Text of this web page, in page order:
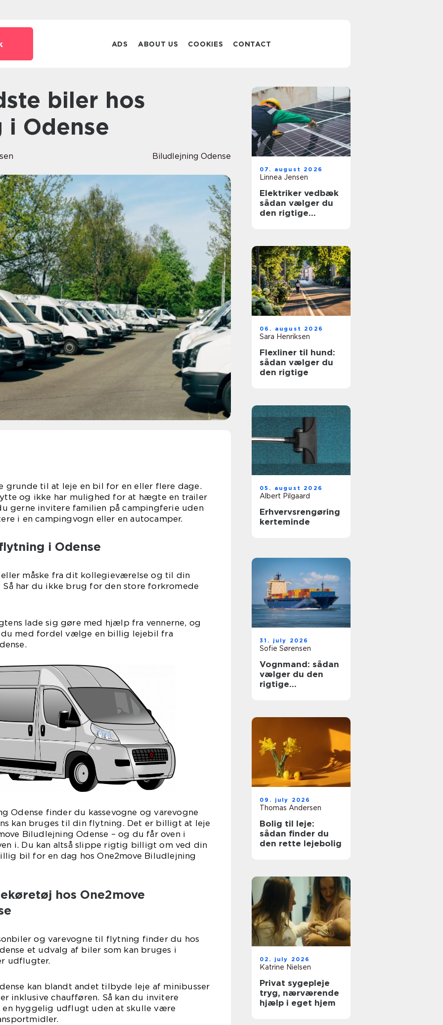
ADS ABOUT US COOKIES CONTACT
Odense
Biludlejning Odense
grunde til at leje en bil for en eller flere dage.
og ikke har mulighed for at hægte en trailer
gerne invitere familien på campingferie uden
i en campingvogn eller en autocamper.
i Odense
måske fra dit kollegieværelse og til din
har du ikke brug for den store forkromede
lade sig gøre med hjælp fra vennerne, og
du med fordel vælge en billig lejebil fra
Odense finder du kassevogne og varevogne
kan bruges til din flytning. Det er billigt at leje
Biludlejning Odense – og du får oven i
i. Du kan altså slippe rigtig billigt om ved din
bil for en dag hos One2move Biludlejning
hos One2move
og varevogne til flytning finder du hos
et udvalg af biler som kan bruges i
udflugter.
kan blandt andet tilbyde leje af minibusser
inklusive chaufføren. Så kan du invitere
en hyggelig udflugt uden at skulle være
07. august 2026
Linnea Jensen
Elektriker vedbæk
sådan vælger du
den rigtige
06. august 2026
Sara Henriksen
Flexliner til hund:
sådan vælger du
den rigtige
05. august 2026
Albert Pilgaard
Erhvervsrengøring
kerteminde
31. july 2026
Sofie Sørensen
Vognmand: sådan
vælger du den
rigtige
09. july 2026
Thomas Andersen
Bolig til leje:
sådan finder du
den rette lejebolig
02. july 2026
Katrine Nielsen
Privat sygepleje
tryg, nærværende
hjælp i eget hjem